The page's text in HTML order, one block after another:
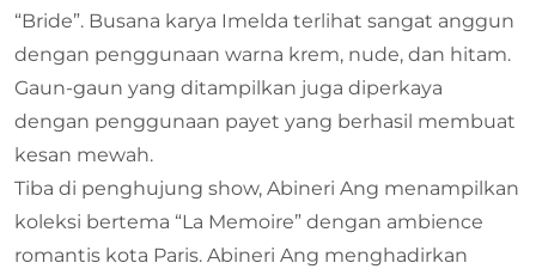
“Bride”. Busana karya Imelda terlihat sangat anggun
dengan penggunaan warna krem, nude, dan hitam.
Gaun-gaun yang ditampilkan juga diperkaya
dengan penggunaan payet yang berhasil membuat
kesan mewah.
Tiba di penghujung show, Abineri Ang menampilkan
koleksi bertema “La Memoire” dengan ambience
romantis kota Paris. Abineri Ang menghadirkan